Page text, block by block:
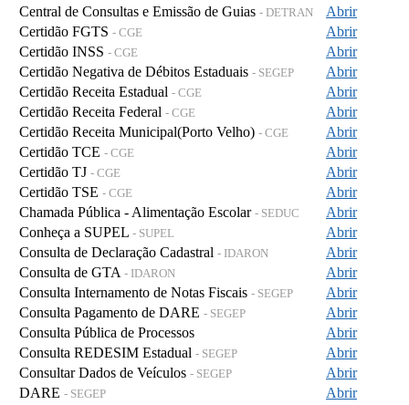
Central de Consultas e Emissão de Guias - DETRAN
Abrir
Certidão FGTS - CGE
Abrir
Certidão INSS - CGE
Abrir
Certidão Negativa de Débitos Estaduais - SEGEP
Abrir
Certidão Receita Estadual - CGE
Abrir
Certidão Receita Federal - CGE
Abrir
Certidão Receita Municipal(Porto Velho) - CGE
Abrir
Certidão TCE - CGE
Abrir
Certidão TJ - CGE
Abrir
Certidão TSE - CGE
Abrir
Chamada Pública - Alimentação Escolar - SEDUC
Abrir
Conheça a SUPEL - SUPEL
Abrir
Consulta de Declaração Cadastral - IDARON
Abrir
Consulta de GTA - IDARON
Abrir
Consulta Internamento de Notas Fiscais - SEGEP
Abrir
Consulta Pagamento de DARE - SEGEP
Abrir
Consulta Pública de Processos
Abrir
Consulta REDESIM Estadual - SEGEP
Abrir
Consultar Dados de Veículos - SEGEP
Abrir
DARE - SEGEP
Abrir